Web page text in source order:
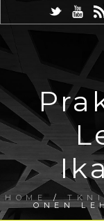
HOME/
ONEN